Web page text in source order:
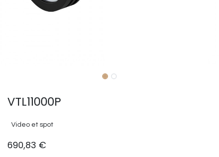
VTL11000P
Video et spot
690,83 €